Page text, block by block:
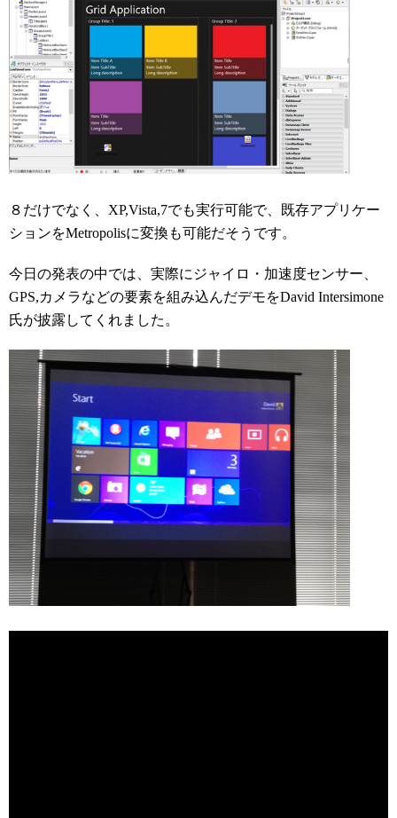
８だけでなく、XP,Vista,7でも実行可能で、既存アプリケー
ションをMetropolisに変換も可能だそうです。
今日の発表の中では、実際にジャイロ・加速度センサー、
GPS,カメラなどの要素を組み込んだデモをDavid Intersimone
氏が披露してくれました。